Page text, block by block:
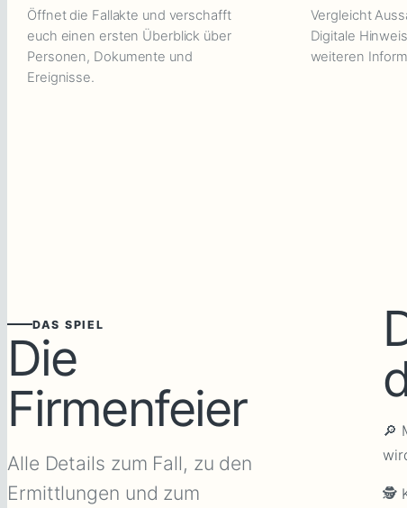
Öffnet die Fallakte und verschafft
euch einen ersten Überblick über
Personen, Dokumente und
Ereignisse.
Vergleicht
Digitale
weiteren
DAS SPIEL
Die
Firmenfeier
Alle Details zum Fall, zu den
Ermittlungen und zum
🔎
🕵️